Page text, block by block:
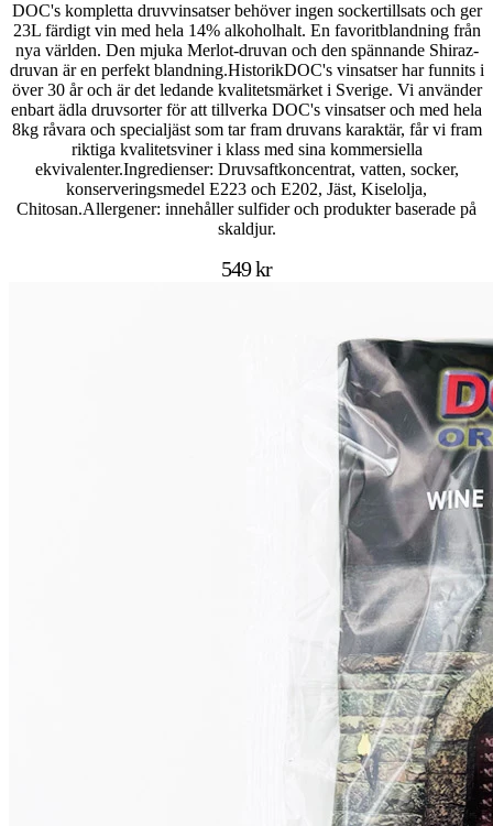
DOC's kompletta druvvinsatser behöver ingen sockertillsats och ger
23L färdigt vin med hela 14% alkoholhalt. En favoritblandning från
nya världen. Den mjuka Merlot-druvan och den spännande Shiraz-
druvan är en perfekt blandning.HistorikDOC's vinsatser har funnits i
över 30 år och är det ledande kvalitetsmärket i Sverige. Vi använder
enbart ädla druvsorter för att tillverka DOC's vinsatser och med hela
8kg råvara och specialjäst som tar fram druvans karaktär, får vi fram
riktiga kvalitetsviner i klass med sina kommersiella
ekvivalenter.Ingredienser: Druvsaftkoncentrat, vatten, socker,
konserveringsmedel E223 och E202, Jäst, Kiselolja,
Chitosan.Allergener: innehåller sulfider och produkter baserade på
skaldjur.
549 kr